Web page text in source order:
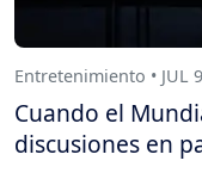
Entretenimiento • JUL
Cuando el
discusiones en